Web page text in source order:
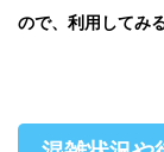
ので、利用してみ